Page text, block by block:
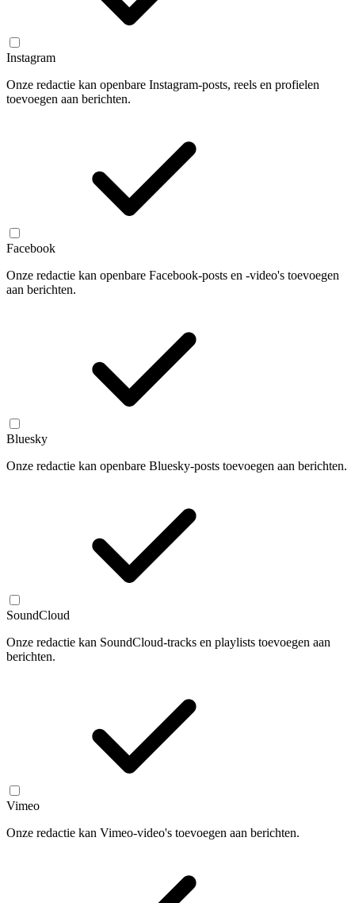
Instagram
Onze redactie kan openbare Instagram-posts, reels en profielen
toevoegen aan berichten.
Facebook
Onze redactie kan openbare Facebook-posts en -video's toevoegen
aan berichten.
Bluesky
Onze redactie kan openbare Bluesky-posts toevoegen aan berichten.
SoundCloud
Onze redactie kan SoundCloud-tracks en playlists toevoegen aan
berichten.
Vimeo
Onze redactie kan Vimeo-video's toevoegen aan berichten.